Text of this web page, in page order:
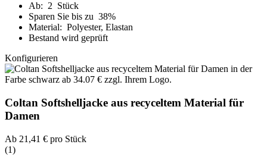
Ab: 2 Stück
Sparen Sie bis zu 38%
Material: Polyester, Elastan
Bestand wird geprüft
Konfigurieren
Coltan Softshelljacke aus recyceltem Material für
Damen
Ab 21,41 € pro Stück
(1)